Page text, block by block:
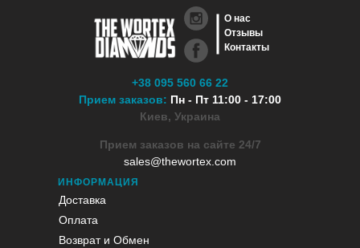
ИНФОРМАЦИЯ
Доставка
Оплата
Возврат и Обмен
+38 095 560 66 22
Прием заказов: Пн - Пт 11:00 - 17:00
Киев, Украина
Прием заказов на сайте 24/7
sales@thewortex.com
О нас
Отзывы
Контакты